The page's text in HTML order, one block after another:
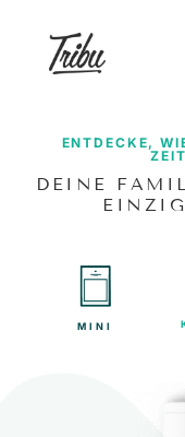
ENTDECKE,
DEINE
MINI